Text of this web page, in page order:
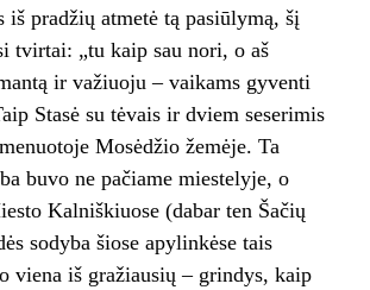
pradžių atmetė tą pasiūlymą, šį
tvirtai: „tu kaip sau nori, o aš
ir važiuoju – vaikams gyventi
Stasė su tėvais ir dviem seserimis
Mosėdžio žemėje. Ta
buvo ne pačiame miestelyje, o
Kalniškiuose (dabar ten Šačių
sodyba šiose apylinkėse tais
viena iš gražiausių – grindys, kaip